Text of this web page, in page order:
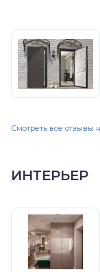
Смотреть все отзывы
ИНТЕРЬЕР